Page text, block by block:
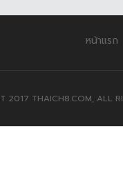
หน้าแรก
2017 THAICH8.COM, ALL